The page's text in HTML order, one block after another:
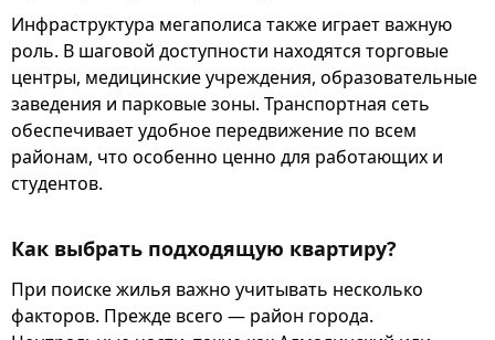
Инфраструктура мегаполиса также играет важную
роль. В шаговой доступности находятся торговые
центры, медицинские учреждения, образовательные
заведения и парковые зоны. Транспортная сеть
обеспечивает удобное передвижение по всем
районам, что особенно ценно для работающих и
студентов.
Как выбрать подходящую квартиру?
При поиске жилья важно учитывать несколько
факторов. Прежде всего — район города.